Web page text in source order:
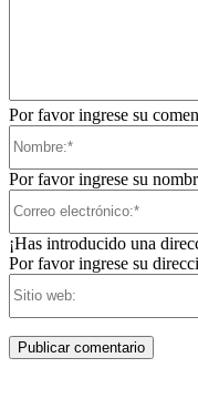
Por favor ingrese su
Por favor ingrese su
¡Has introducido una
Por favor ingrese su